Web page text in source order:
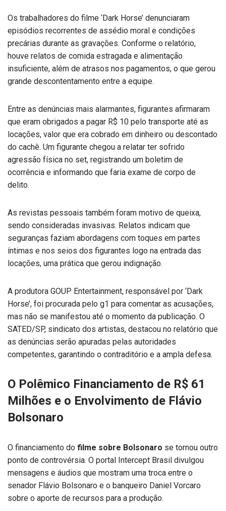
Os trabalhadores do filme ‘Dark Horse’ denunciaram
episódios recorrentes de assédio moral e condições
precárias durante as gravações. Conforme o relatório,
houve relatos de comida estragada e alimentação
insuficiente, além de atrasos nos pagamentos, o que gerou
grande descontentamento entre a equipe.
Entre as denúncias mais alarmantes, figurantes afirmaram
que eram obrigados a pagar R$ 10 pelo transporte até as
locações, valor que era cobrado em dinheiro ou descontado
do cachê. Um figurante chegou a relatar ter sofrido
agressão física no set, registrando um boletim de
ocorrência e informando que faria exame de corpo de
delito.
As revistas pessoais também foram motivo de queixa,
sendo consideradas invasivas. Relatos indicam que
seguranças faziam abordagens com toques em partes
íntimas e nos seios dos figurantes logo na entrada das
locações, uma prática que gerou indignação.
A produtora GOUP Entertainment, responsável por ‘Dark
Horse’, foi procurada pelo g1 para comentar as acusações,
mas não se manifestou até o momento da publicação. O
SATED/SP, sindicato dos artistas, destacou no relatório que
as denúncias serão apuradas pelas autoridades
competentes, garantindo o contraditório e a ampla defesa.
O Polêmico Financiamento de R$ 61
Milhões e o Envolvimento de Flávio
Bolsonaro
O financiamento do filme sobre Bolsonaro se tornou outro
ponto de controvérsia. O portal Intercept Brasil divulgou
mensagens e áudios que mostram uma troca entre o
senador Flávio Bolsonaro e o banqueiro Daniel Vorcaro
sobre o aporte de recursos para a produção.